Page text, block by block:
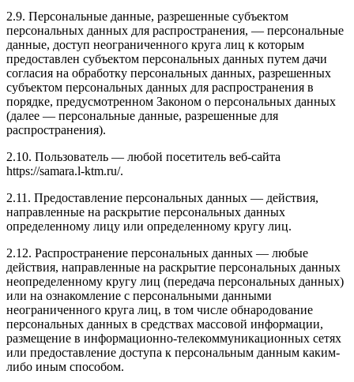
2.9. Персональные данные, разрешенные субъектом
персональных данных для распространения, — персональные
данные, доступ неограниченного круга лиц к которым
предоставлен субъектом персональных данных путем дачи
согласия на обработку персональных данных, разрешенных
субъектом персональных данных для распространения в
порядке, предусмотренном Законом о персональных данных
(далее — персональные данные, разрешенные для
распространения).
2.10. Пользователь — любой посетитель веб-сайта
https://samara.l-ktm.ru/.
2.11. Предоставление персональных данных — действия,
направленные на раскрытие персональных данных
определенному лицу или определенному кругу лиц.
2.12. Распространение персональных данных — любые
действия, направленные на раскрытие персональных данных
неопределенному кругу лиц (передача персональных данных)
или на ознакомление с персональными данными
неограниченного круга лиц, в том числе обнародование
персональных данных в средствах массовой информации,
размещение в информационно-телекоммуникационных сетях
или предоставление доступа к персональным данным каким-
либо иным способом.